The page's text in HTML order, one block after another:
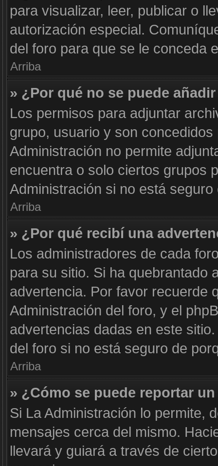
para visualizar, leer, publicar o
autorización especial.
del foro para que se le conceda
Arriba
» ¿Por qué no se puede
Los permisos para adjuntar
grupo, usuario y son
Administración no permite
encuentra o solo ciertos grupos
Administración si no está
Arriba
» ¿Por qué recibí una
Los administradores de cada
para su sitio. Si ha quebrantado
advertencia. Por favor recuerde
Administración del foro, y el
advertencias dadas en este
del foro si no está seguro de
Arriba
» ¿Cómo se puede reportar
Si La Administración lo permite,
mensajes cerca del mismo.
llevará y guiará a través de